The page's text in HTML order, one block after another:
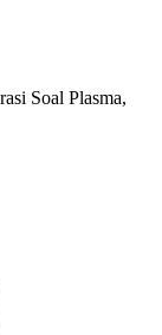
Soal Plasma,